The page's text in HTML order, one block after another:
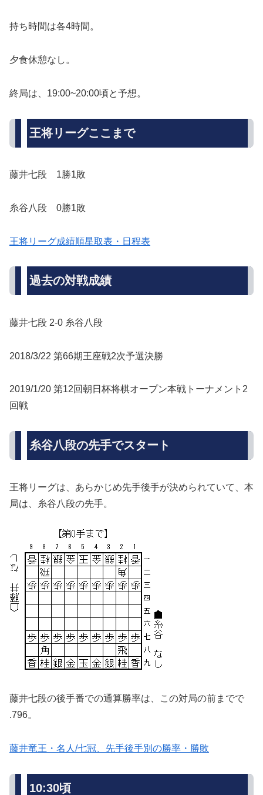
持ち時間は各4時間。
夕食休憩なし。
終局は、19:00~20:00頃と予想。
王将リーグここまで
藤井七段 1勝1敗
糸谷八段 0勝1敗
王将リーグ成績順星取表・日程表
過去の対戦成績
藤井七段 2-0 糸谷八段
2018/3/22 第66期王座戦2次予選決勝
2019/1/20 第12回朝日杯将棋オープン本戦トーナメント2
回戦
糸谷八段の先手でスタート
王将リーグは、あらかじめ先手後手が決められていて、本
局は、糸谷八段の先手。
藤井七段の後手番での通算勝率は、この対局の前までで
.796。
藤井竜王・名人/七冠、先手後手別の勝率・勝敗
10:30頃